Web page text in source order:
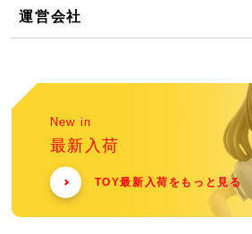
運営会社
New in
最新入荷
TOY最新入荷をもっと見る